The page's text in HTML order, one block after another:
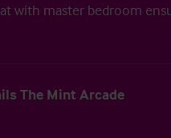
with master bedroom
The Mint Arcade